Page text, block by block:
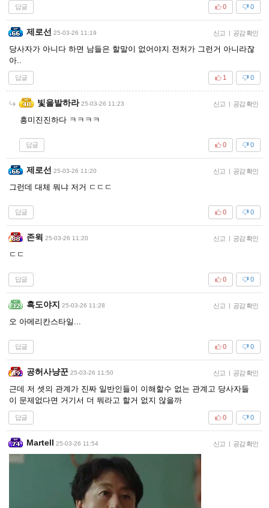
답글 0
0
제로선 25-03-26 11:19 신고 | 공감 확인
당사자가 아니다 하면 남들은 할말이 없어야지 전처가 그런거 아니라잖
아..
답글 0
1
빛을발하라 25-03-26 11:23 신고 | 공감 확인
흥미진진하다 ㅋㅋㅋㅋ
답글 0
0
제로선 25-03-26 11:20 신고 | 공감 확인
그런데 대체 뭐냐 저거 ㄷㄷㄷ
답글 0
0
존윅 25-03-26 11:20 신고 | 공감 확인
ㄷㄷ
답글 0
0
흑도야지 25-03-26 11:28 신고 | 공감 확인
오 아메리칸스타일...
답글 0
0
공허사냥꾼 25-03-26 11:50 신고 | 공감 확인
근데 저 셋의 관계가 진짜 일반인들이 이해할수 없는 관계고 당사자들
이 문제없다면 거기서 더 뭐라고 할거 없지 않을까
답글 0
0
Martell 25-03-26 11:54 신고 | 공감 확인